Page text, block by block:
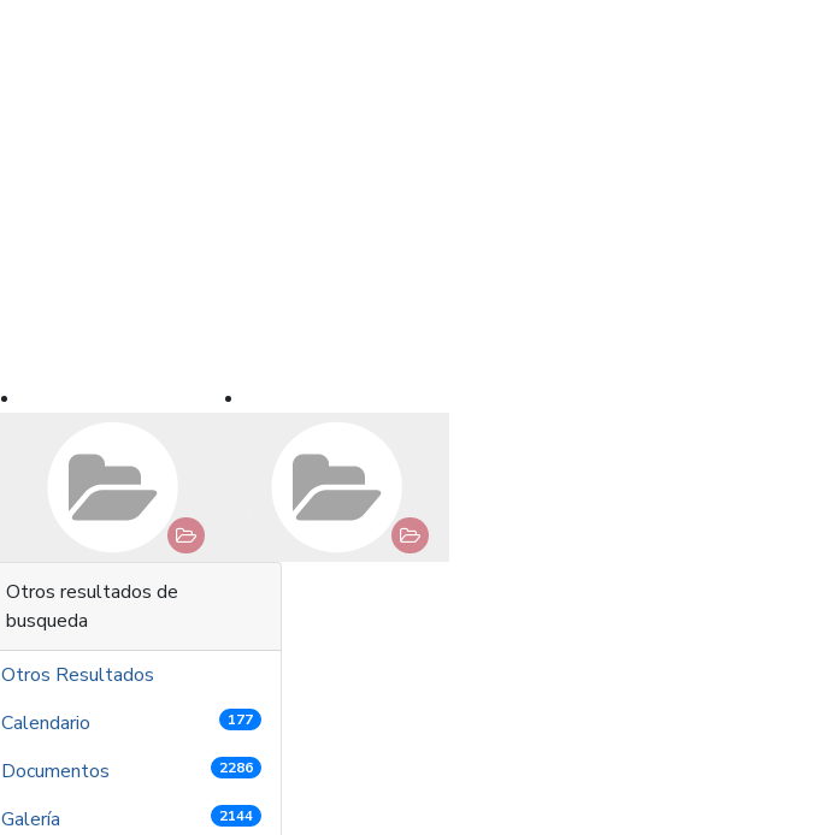
Otros resultados de
busqueda
Otros Resultados
Calendario
177
Documentos 2286
Galería 2144